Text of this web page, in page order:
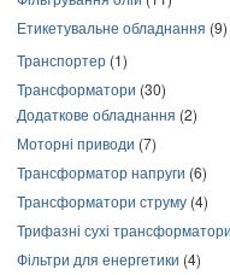
Етикетувальне обладнання (9)
Транспортер (1)
Трансформатори (30)
Додаткове обладнання (2)
Моторні приводи (7)
Трансформатор напруги (6)
Трансформатори струму (4)
Трифазні сухі трансформатори
Фільтри для енергетики (4)